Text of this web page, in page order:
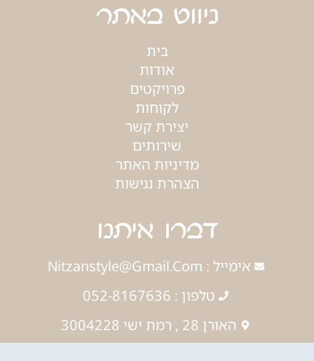
ניווט באתר
בית
אודות
פרויקטים
לקוחות
יצירת קשר
שירותים
מדיניות האתר
הצהרת נגישות
דברו איתנו
אימייל : Nitzanstyle@gmail.com
טלפון : 052-8167636
האורן 28 , רמת ישי 3004228